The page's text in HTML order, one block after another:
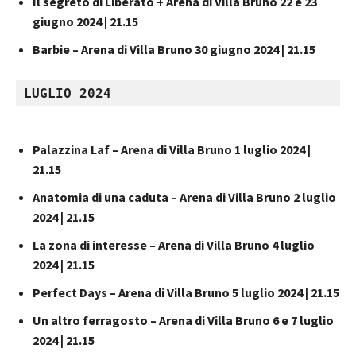
giugno 2024 | 21.15
Barbie – Arena di Villa Bruno 30 giugno 2024 | 21.15
LUGLIO 2024
Palazzina Laf – Arena di Villa Bruno 1 luglio 2024 |
21.15
Anatomia di una caduta – Arena di Villa Bruno 2 luglio
2024 | 21.15
La zona di interesse – Arena di Villa Bruno 4 luglio
2024 | 21.15
Perfect Days – Arena di Villa Bruno 5 luglio 2024 | 21.15
Un altro ferragosto – Arena di Villa Bruno 6 e 7 luglio
2024 | 21.15